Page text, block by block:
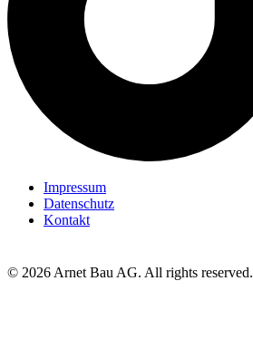
Impressum
Datenschutz
Kontakt
© 2026 Arnet Bau AG. All rights reserved.